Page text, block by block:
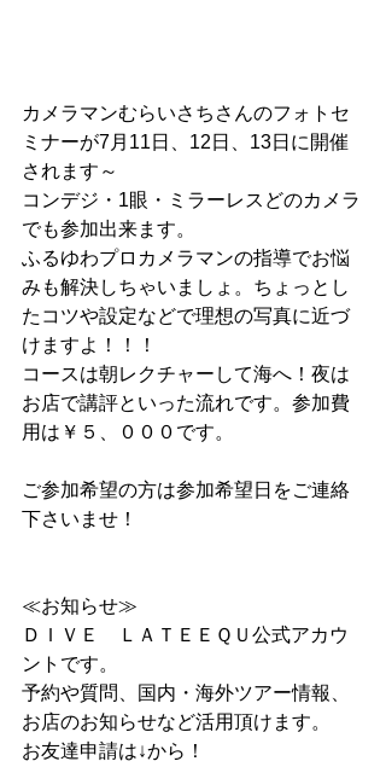
カメラマンむらいさちさんのフォトセ
ミナーが7月11日、12日、13日に開催
されます～
コンデジ・1眼・ミラーレスどのカメラ
でも参加出来ます。
ふるゆわプロカメラマンの指導でお悩
みも解決しちゃいましょ。ちょっとし
たコツや設定などで理想の写真に近づ
けますよ！！！
コースは朝レクチャーして海へ！夜は
お店で講評といった流れです。参加費
用は￥５、０００です。
ご参加希望の方は参加希望日をご連絡
下さいませ！
≪お知らせ≫
ＤＩＶＥ　ＬＡＴＥＥＱＵ公式アカウ
ントです。
予約や質問、国内・海外ツアー情報、
お店のお知らせなど活用頂けます。
お友達申請は↓から！